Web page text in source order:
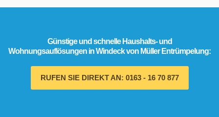
Günstige und schnelle Haushalts- und
Wohnungsauflösungen in Windeck von Müller Entrümpelung:
RUFEN SIE DIREKT AN: 0163 - 16 70 877